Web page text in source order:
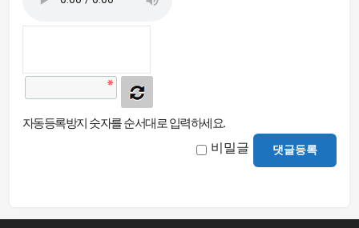
자동등록방지 숫자를 순서대로 입력하세요.
비밀글 댓글등록